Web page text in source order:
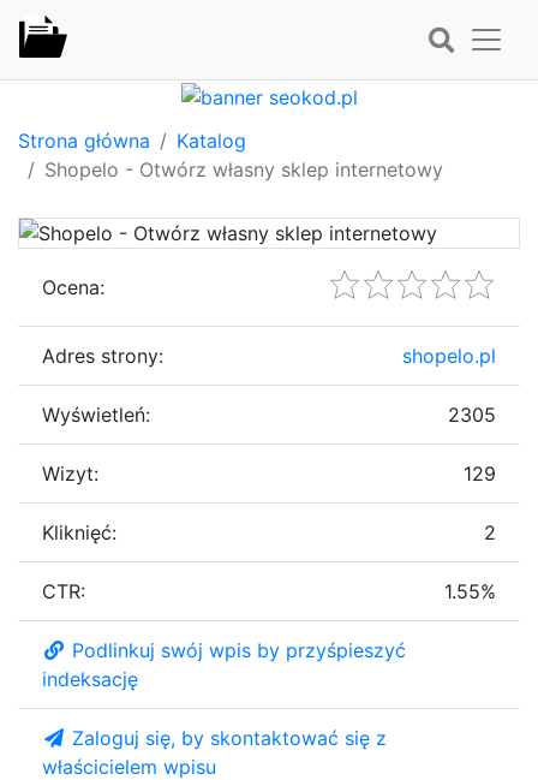
Strona główna
Katalog
Shopelo - Otwórz własny sklep internetowy
Ocena:
Adres strony: shopelo.pl
Wyświetleń: 2305
Wizyt: 129
Kliknięć: 2
CTR: 1.55%
Podlinkuj swój wpis by przyśpieszyć
indeksację
Zaloguj się, by skontaktować się z
właścicielem wpisu